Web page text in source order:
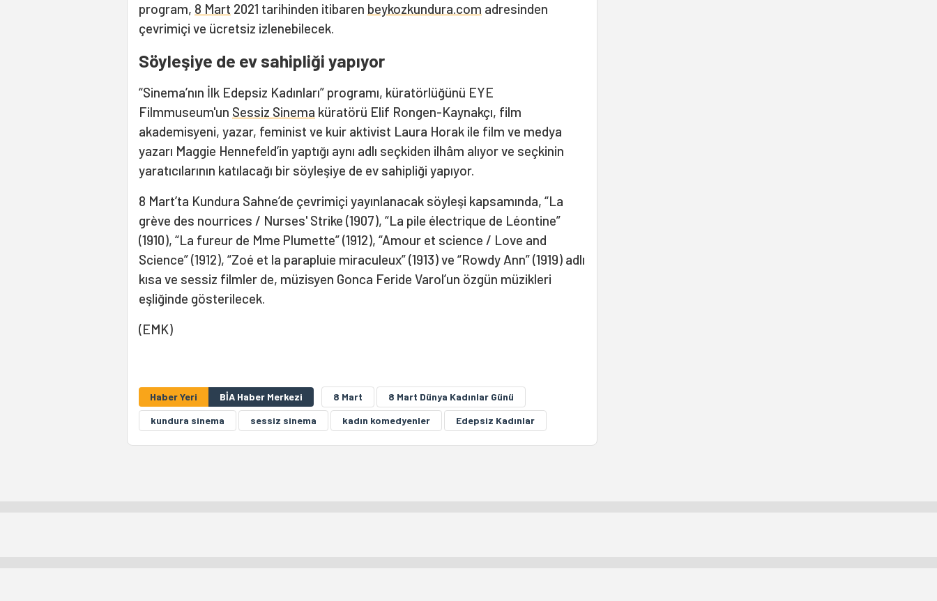
program, 8 Mart 2021 tarihinden itibaren beykozkundura.com adresinden
çevrimiçi ve ücretsiz izlenebilecek.
Söyleşiye de ev sahipliği yapıyor
“Sinema’nın İlk Edepsiz Kadınları” programı, küratörlüğünü EYE
Filmmuseum'un Sessiz Sinema küratörü Elif Rongen-Kaynakçı, film
akademisyeni, yazar, feminist ve kuir aktivist Laura Horak ile film ve medya
yazarı Maggie Hennefeld’in yaptığı aynı adlı seçkiden ilhâm alıyor ve seçkinin
yaratıcılarının katılacağı bir söyleşiye de ev sahipliği yapıyor.
8 Mart’ta Kundura Sahne’de çevrimiçi yayınlanacak söyleşi kapsamında, “La
grève des nourrices / Nurses' Strike (1907), “La pile électrique de Léontine”
(1910), “La fureur de Mme Plumette” (1912), “Amour et science / Love and
Science” (1912), “Zoé et la parapluie miraculeux” (1913) ve “Rowdy Ann” (1919) adlı
kısa ve sessiz filmler de, müzisyen Gonca Feride Varol’un özgün müzikleri
eşliğinde gösterilecek.
(EMK)
Haber Yeri BİA Haber Merkezi 8 Mart
8 Mart Dünya Kadınlar Günü
kundura sinema
sessiz sinema kadın komedyenler Edepsiz Kadınlar